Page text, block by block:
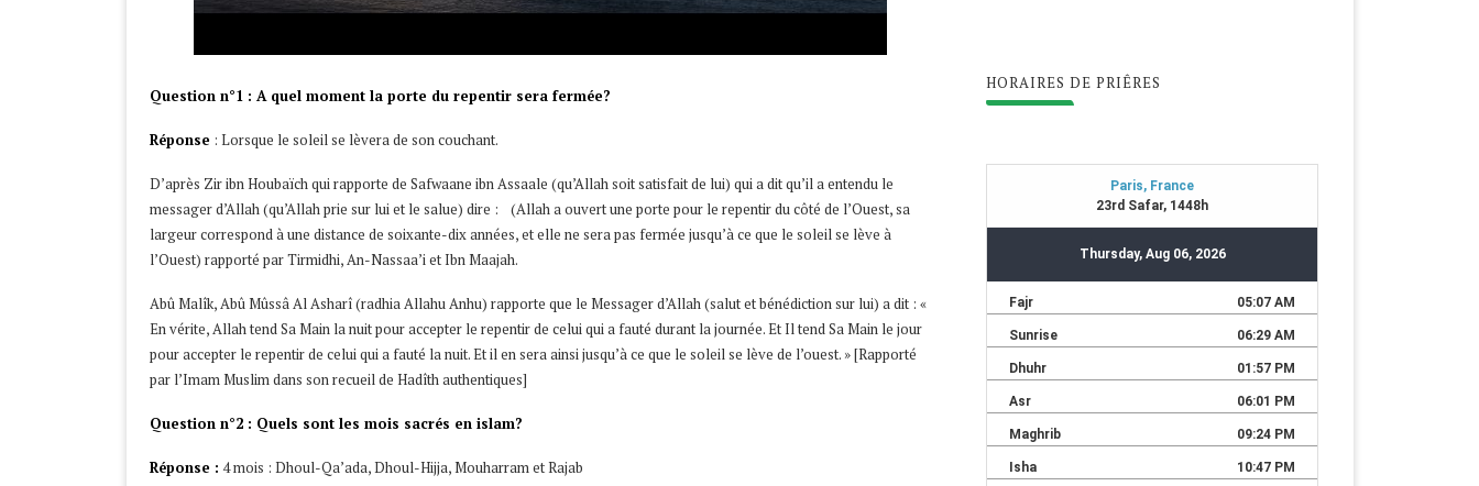
Question n°1 : A quel moment la porte du repentir sera fermée?
Réponse : Lorsque le soleil se lèvera de son couchant.
D’après Zir ibn Houbaïch qui rapporte de Safwaane ibn Assaale (qu’Allah soit satisfait de lui) qui a dit qu’il a entendu le
messager d’Allah (qu’Allah prie sur lui et le salue) dire : (Allah a ouvert une porte pour le repentir du côté de l’Ouest, sa
largeur correspond à une distance de soixante-dix années, et elle ne sera pas fermée jusqu’à ce que le soleil se lève à
l’Ouest) rapporté par Tirmidhi, An-Nassaa’i et Ibn Maajah.
Abû Malîk, Abû Mûssâ Al Asharî (radhia Allahu Anhu) rapporte que le Messager d’Allah (salut et bénédiction sur lui) a dit : «
En vérite, Allah tend Sa Main la nuit pour accepter le repentir de celui qui a fauté durant la journée. Et Il tend Sa Main le jour
pour accepter le repentir de celui qui a fauté la nuit. Et il en sera ainsi jusqu’à ce que le soleil se lève de l’ouest. » [Rapporté
par l’Imam Muslim dans son recueil de Hadîth authentiques]
Question n°2 : Quels sont les mois sacrés en islam?
Réponse : 4 mois : Dhoul-Qa’ada, Dhoul-Hijja, Mouharram et Rajab
HORAIRES DE PRIÊRES